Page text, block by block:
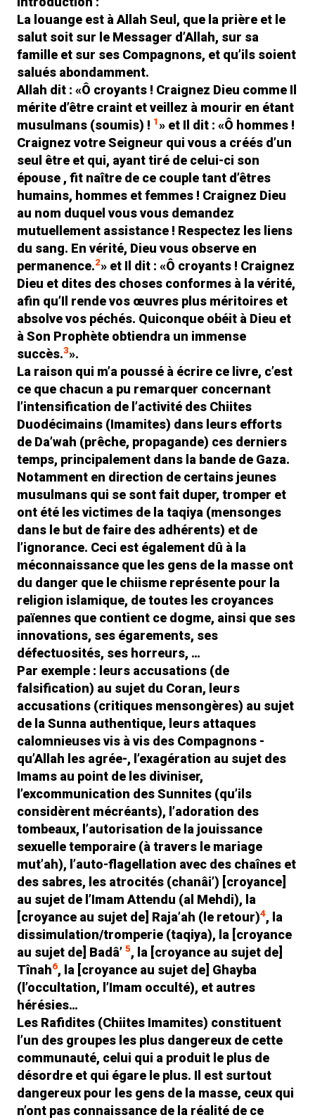
La louange est à Allah Seul, que la prière et le
salut soit sur le Messager d’Allah, sur sa
famille et sur ses Compagnons, et qu’ils soient
salués abondamment.
Allah dit : «Ô croyants ! Craignez Dieu comme Il
mérite d’être craint et veillez à mourir en étant
musulmans (soumis) ! 1» et Il dit : «Ô hommes !
Craignez votre Seigneur qui vous a créés d’un
seul être et qui, ayant tiré de celui-ci son
épouse , fit naître de ce couple tant d’êtres
humains, hommes et femmes ! Craignez Dieu
au nom duquel vous vous demandez
mutuellement assistance ! Respectez les liens
du sang. En vérité, Dieu vous observe en
permanence.2» et Il dit : «Ô croyants ! Craignez
Dieu et dites des choses conformes à la vérité,
afin qu’Il rende vos œuvres plus méritoires et
absolve vos péchés. Quiconque obéit à Dieu et
à Son Prophète obtiendra un immense
succès.3».
La raison qui m’a poussé à écrire ce livre, c’est
ce que chacun a pu remarquer concernant
l’intensification de l’activité des Chiites
Duodécimains (Imamites) dans leurs efforts
de Da’wah (prêche, propagande) ces derniers
temps, principalement dans la bande de Gaza.
Notamment en direction de certains jeunes
musulmans qui se sont fait duper, tromper et
ont été les victimes de la taqiya (mensonges
dans le but de faire des adhérents) et de
l’ignorance. Ceci est également dû à la
méconnaissance que les gens de la masse ont
du danger que le chiisme représente pour la
religion islamique, de toutes les croyances
païennes que contient ce dogme, ainsi que ses
innovations, ses égarements, ses
défectuosités, ses horreurs, …
Par exemple : leurs accusations (de
falsification) au sujet du Coran, leurs
accusations (critiques mensongères) au sujet
de la Sunna authentique, leurs attaques
calomnieuses vis à vis des Compagnons -
qu’Allah les agrée-, l’exagération au sujet des
Imams au point de les diviniser,
l’excommunication des Sunnites (qu’ils
considèrent mécréants), l’adoration des
tombeaux, l’autorisation de la jouissance
sexuelle temporaire (à travers le mariage
mut’ah), l’auto-flagellation avec des chaînes et
des sabres, les atrocités (chanâi’) [croyance]
au sujet de l’Imam Attendu (al Mehdi), la
[croyance au sujet de] Raja’ah (le retour)4, la
dissimulation/tromperie (taqiya), la [croyance
au sujet de] Badâ’ 5, la [croyance au sujet de]
Tînah6, la [croyance au sujet de] Ghayba
(l’occultation, l’Imam occulté), et autres
hérésies…
Les Rafidites (Chiites Imamites) constituent
l’un des groupes les plus dangereux de cette
communauté, celui qui a produit le plus de
désordre et qui égare le plus. Il est surtout
dangereux pour les gens de la masse, ceux qui
n’ont pas connaissance de la réalité de ce